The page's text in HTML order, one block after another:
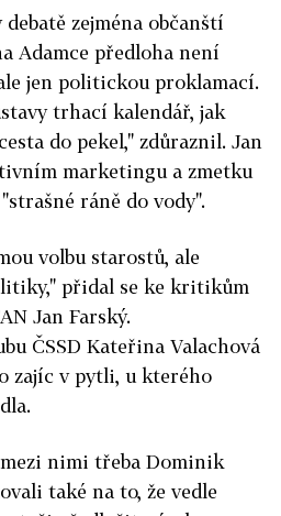
zejména občanští
Adamce předloha není
jen politickou proklamací.
trhací kalendář, jak
do pekel," zdůraznil. Jan
marketingu a zmetku
ráně do vody".
volbu starostů, ale
přidal se ke kritikům
Jan Farský.
ČSSD Kateřina Valachová
zajíc v pytli, u kterého
nimi třeba Dominik
také na to, že vedle